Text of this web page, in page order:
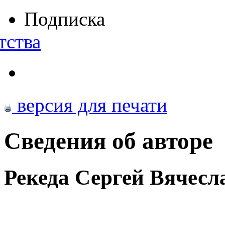
Подписка
версия для печати
Сведения об авторе
Рекеда Сергей